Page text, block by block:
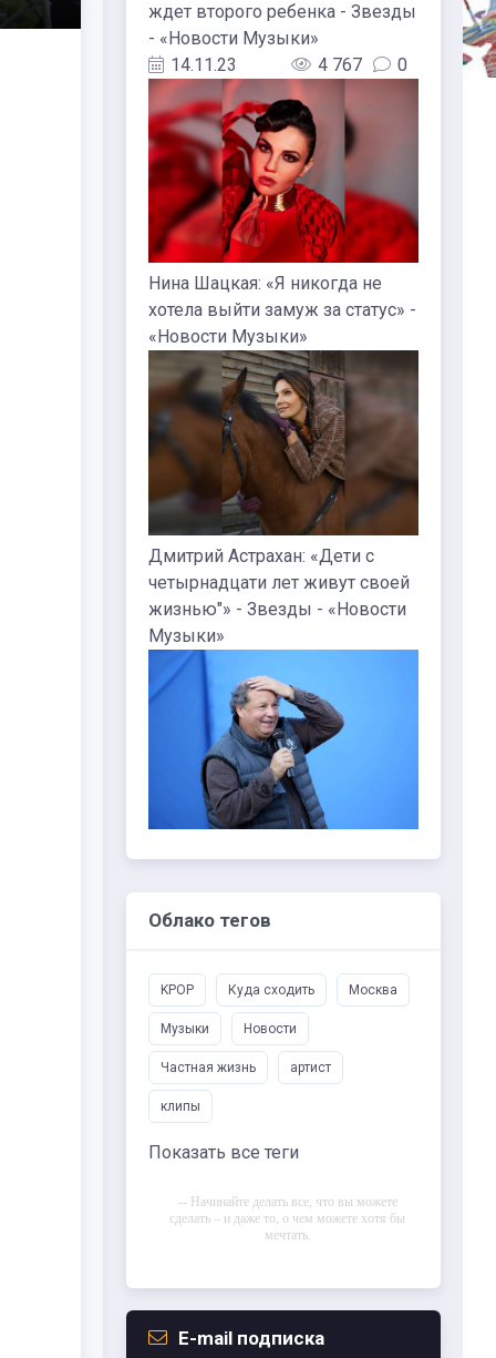
ждет второго ребенка - Звезды
- «Новости Музыки»
14.11.23
4 767 0
Нина Шацкая: «Я никогда не
хотела выйти замуж за статус» -
«Новости Музыки»
Дмитрий Астрахан: «Дети с
четырнадцати лет живут своей
жизнью"» - Звезды - «Новости
Музыки»
Облако тегов
KPOP Куда сходить Москва
Музыки Новости
Частная жизнь артист
клипы
Показать все теги
-- Начинайте делать все, что вы можете
сделать – и даже то, о чем можете хотя бы
мечтать.
всего. И мыслями можно управлять. И
-- Идите уверенно по направлению к мечте.
E-mail подписка